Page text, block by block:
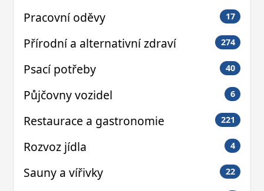
Pracovní oděvy 17
Přírodní a alternativní zdraví 274
Psací potřeby 40
Půjčovny vozidel 6
Restaurace a gastronomie 221
Rozvoz jídla 4
Sauny a vířivky 22